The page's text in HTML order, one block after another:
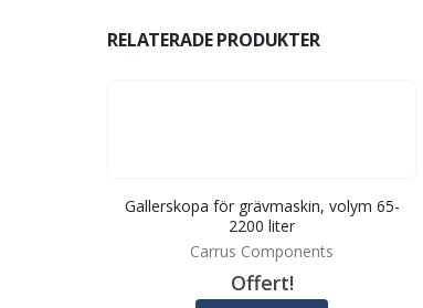
RELATERADE PRODUKTER
Gallerskopa för grävmaskin, volym 65-
2200 liter
Carrus Components
Offert!